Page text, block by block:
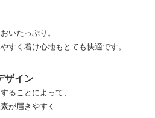
いたっぷり。
すく着け心地もとても快適です。
ザイン
ることによって、
が届きやすく